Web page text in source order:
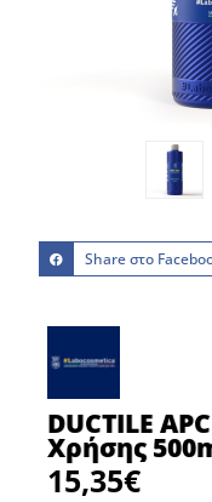
Share στο
DUCTILE
Χρήσης
15,35€